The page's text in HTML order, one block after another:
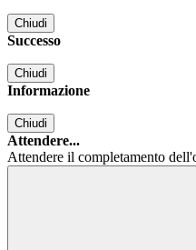
Chiudi
Successo
Chiudi
Informazione
Chiudi
Attendere...
Attendere il completamento